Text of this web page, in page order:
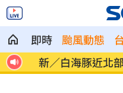
即時 颱風動態
台
新／白海豚近北部
報